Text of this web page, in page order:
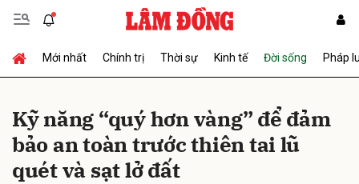
Mới nhất Chính trị Thời sự Kinh tế Đời sống Pháp
Kỹ năng “quý hơn vàng” để đảm
bảo an toàn trước thiên tai lũ
quét và sạt lở đất
Gửi bình luận